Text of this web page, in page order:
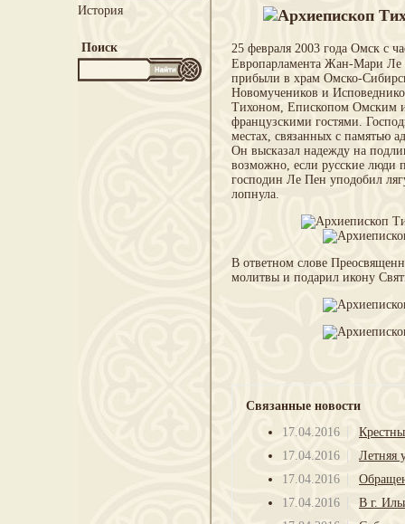
История
Поиск
25 февраля 2003 года Омск с
Европарламента Жан-Мари Ле
прибыли в храм Омско-
Новомучеников и
Тихоном, Епископом Омским и
французскими гостями.
местах, связанных с памятью
Он высказал надежду на
возможно, если русские люди
господин Ле Пен уподобил
лопнула.
В ответном слове
молитвы и подарил икону
Связанные новости
17.04.2016
17.04.2016
Летняя
17.04.2016
17.04.2016
В г.